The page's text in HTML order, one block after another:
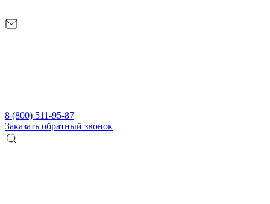
8 (800) 511-95-87
Заказать обратный звонок